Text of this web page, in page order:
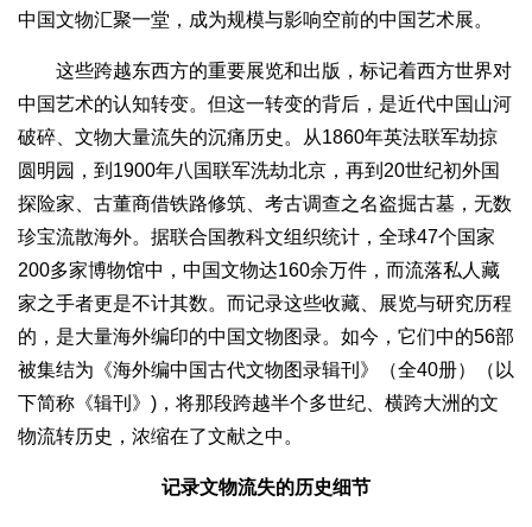
中国文物汇聚一堂，成为规模与影响空前的中国艺术展。
这些跨越东西方的重要展览和出版，标记着西方世界对
中国艺术的认知转变。但这一转变的背后，是近代中国山河
破碎、文物大量流失的沉痛历史。从1860年英法联军劫掠
圆明园，到1900年八国联军洗劫北京，再到20世纪初外国
探险家、古董商借铁路修筑、考古调查之名盗掘古墓，无数
珍宝流散海外。据联合国教科文组织统计，全球47个国家
200多家博物馆中，中国文物达160余万件，而流落私人藏
家之手者更是不计其数。而记录这些收藏、展览与研究历程
的，是大量海外编印的中国文物图录。如今，它们中的56部
被集结为《海外编中国古代文物图录辑刊》（全40册）（以
下简称《辑刊》)，将那段跨越半个多世纪、横跨大洲的文
物流转历史，浓缩在了文献之中。
记录文物流失的历史细节